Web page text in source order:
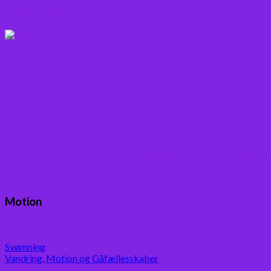
Motion
Svømning
Vandring, Motion og Gåfællesskaber